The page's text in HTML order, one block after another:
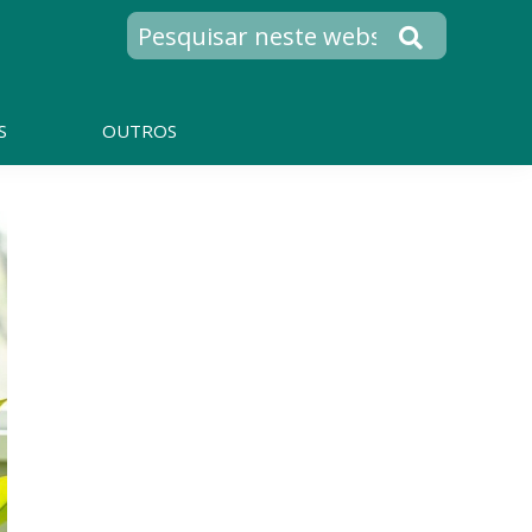
OUTROS